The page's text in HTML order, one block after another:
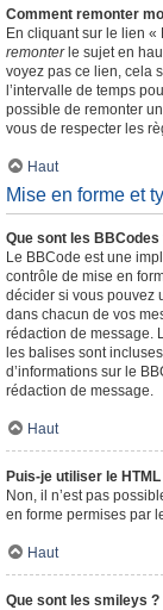
Comment remonter
En cliquant sur le lien
remonterle sujet en
voyez pas ce lien, cela
l’intervalle de temps
possible de remonter
vous de respecter les
Haut
Mise en forme et
Que sont les BBCodes
Le BBCode est une
contrôle de mise en
décider si vous pouvez
dans chacun de vos
rédaction de message.
les balises sont
d’informations sur le
rédaction de message.
Haut
Puis-je utiliser le HTML
Non, il n’est pas
en forme permises par
Haut
Que sont les smileys ?